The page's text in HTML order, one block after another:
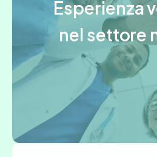
Esperienza
nel settore